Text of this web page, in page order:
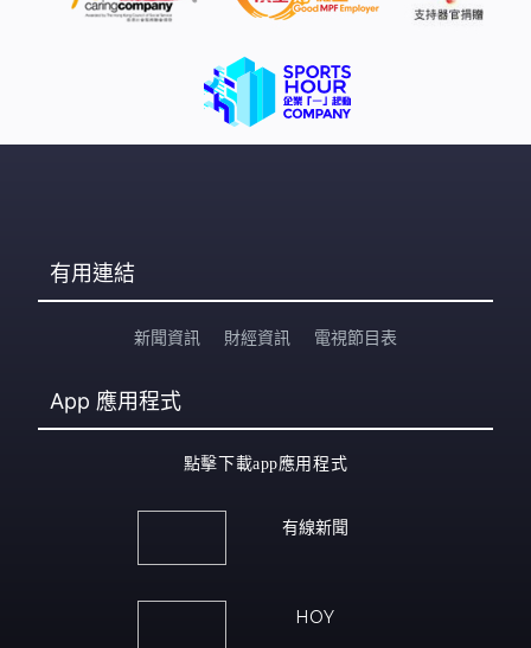
有用連結
新聞資訊 財經資訊 電視節目表
App 應用程式
點擊下載app應用程式
有線新聞
HOY